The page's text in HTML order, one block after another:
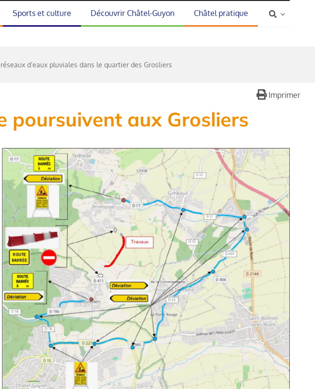
Sports et culture Découvrir Châtel-Guyon Châtel pratique
d’eaux pluviales dans le quartier des Grosliers
Imprimer
poursuivent aux Grosliers